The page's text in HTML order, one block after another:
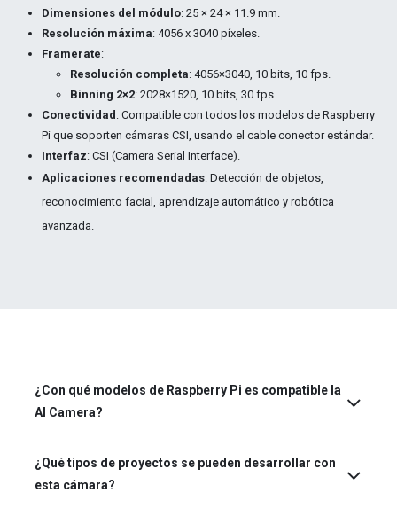
Dimensiones del módulo: 25 × 24 × 11.9 mm.
Resolución máxima: 4056 x 3040 píxeles.
Framerate:
Resolución completa: 4056×3040, 10 bits, 10 fps.
Binning 2×2: 2028×1520, 10 bits, 30 fps.
Conectividad : Compatible con todos los modelos de Raspberry
Pi que soporten cámaras CSI, usando el cable conector estándar.
Interfaz: CSI (Camera Serial Interface).
Aplicaciones recomendadas: Detección de objetos,
reconocimiento facial, aprendizaje automático y robótica
avanzada.
¿Con qué modelos de Raspberry Pi es compatible la
AI Camera?
¿Qué tipos de proyectos se pueden desarrollar con
esta cámara?